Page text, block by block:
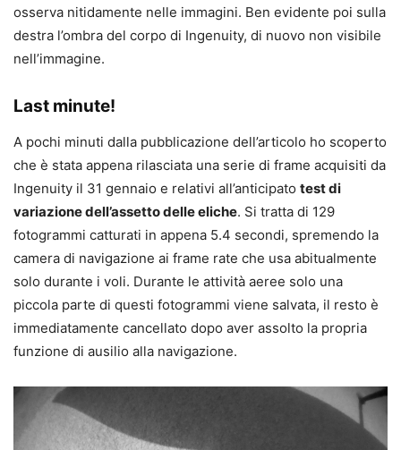
osserva nitidamente nelle immagini. Ben evidente poi sulla
destra l’ombra del corpo di Ingenuity, di nuovo non visibile
nell’immagine.
Last minute!
A pochi minuti dalla pubblicazione dell’articolo ho scoperto
che è stata appena rilasciata una serie di frame acquisiti da
Ingenuity il 31 gennaio e relativi all’anticipato test di
variazione dell’assetto delle eliche. Si tratta di 129
fotogrammi catturati in appena 5.4 secondi, spremendo la
camera di navigazione ai frame rate che usa abitualmente
solo durante i voli. Durante le attività aeree solo una
piccola parte di questi fotogrammi viene salvata, il resto è
immediatamente cancellato dopo aver assolto la propria
funzione di ausilio alla navigazione.
Video
Player